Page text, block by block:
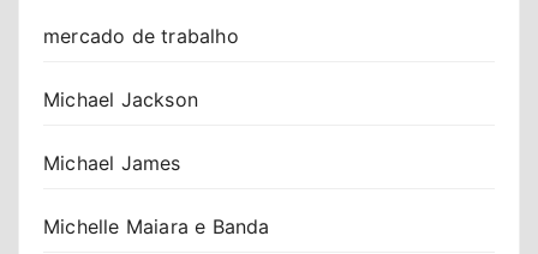
mercado de trabalho
Michael Jackson
Michael James
Michelle Maiara e Banda